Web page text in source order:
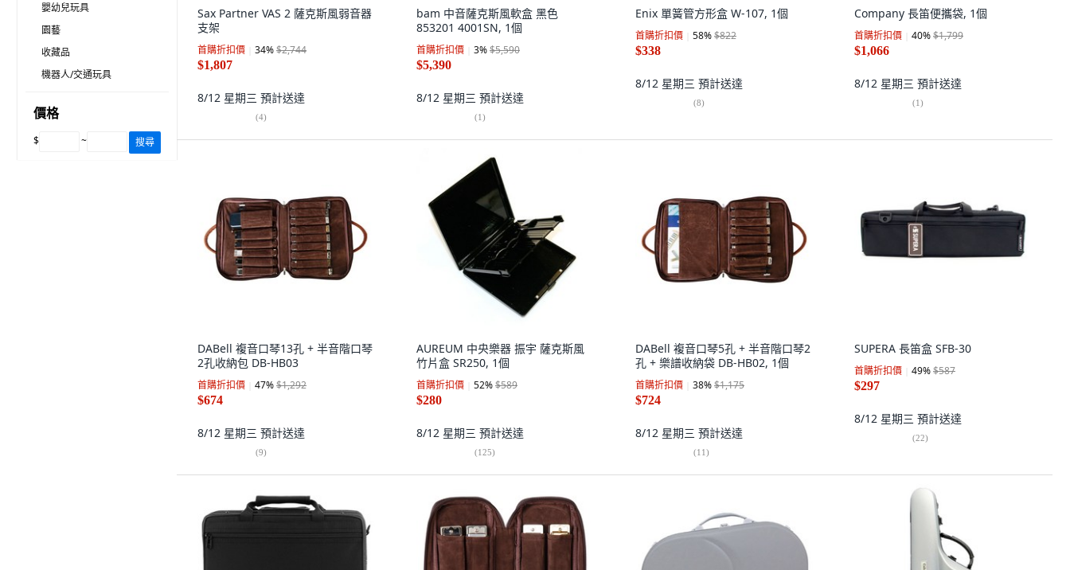
嬰幼兒玩具
園藝
收藏品
機器人/交通玩具
價格
$ ~ 搜尋
Sax Partner VAS 2 薩克斯風弱音器
支架
首購折扣價 34%$2,744
$1,807
8/12 星期三 預計送達
(4)
bam 中音薩克斯風軟盒 黑色
853201 4001SN, 1個
首購折扣價 3%$5,590
$5,390
8/12 星期三 預計送達
(1)
Enix 單簧管方形盒 W-107, 1個
首購折扣價 58%$822
$338
8/12 星期三 預計送達
(8)
Company 長笛便攜袋, 1個
首購折扣價 40%$1,799
$1,066
8/12 星期三 預計送達
(1)
DABell 複音口琴13孔 + 半音階口琴
2孔收納包 DB-HB03
首購折扣價 47%$1,292
$674
8/12 星期三 預計送達
(9)
AUREUM 中央樂器 振宇 薩克斯風
竹片盒 SR250, 1個
首購折扣價 52%$589
$280
8/12 星期三 預計送達
(125)
DABell 複音口琴5孔 + 半音階口琴2
孔 + 樂譜收納袋 DB-HB02, 1個
首購折扣價 38%$1,175
$724
8/12 星期三 預計送達
(11)
SUPERA 長笛盒 SFB-30
首購折扣價 49%$587
$297
8/12 星期三 預計送達
(22)